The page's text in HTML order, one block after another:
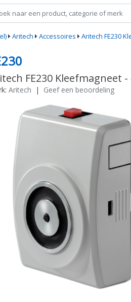
Aritech Accessoires Aritech FE230
FE230 Kleefmagneet -
Aritech | Geef een beoordeling